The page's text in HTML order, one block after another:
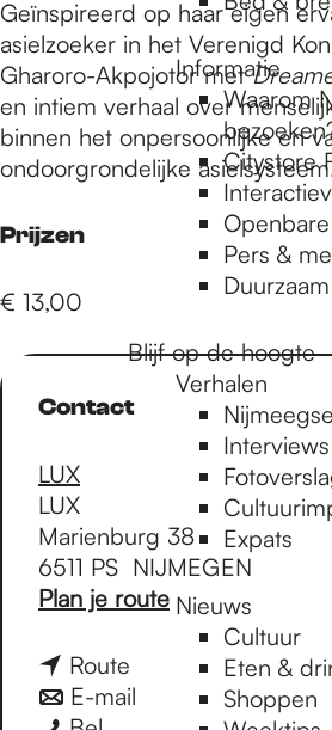
Informatie
Waarom
Citystore
Pers &
Blijf op de hoogte
Verhalen
Interviews
Expats
Nieuws
Cultuur
Eten &
Shoppen
Geïnspireerd op haar eigen
asielzoeker in het Verenigd
Gharoro-Akpojotor met
en intiem verhaal over
binnen het onpersoonlijke en
ondoorgrondelijke
Prijzen
€ 13,00
Contact
LUX
LUX
Marienburg 38
6511 PS NIJMEGEN
Plan je routen
Route
a
E-mail